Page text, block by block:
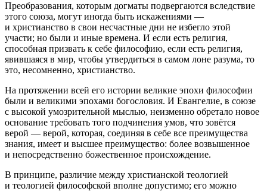
Преобразования, которым догматы подвергаются вследствие
этого союза, могут иногда быть искажениями —
и христианство в свои несчастные дни не избегло этой
участи; но были и иные времена. И если есть религия,
способная призвать к себе философию, если есть религия,
явившаяся в мир, чтобы утвердиться в самом лоне разума, то
это, несомненно, христианство.
На протяжении всей его истории великие эпохи философии
были и великими эпохами богословия. И Евангелие, в союзе
с высокой умозрительной мыслью, неизменно обретало новое
основание требовать того подчинения умов, что зовётся
верой — верой, которая, соединяя в себе все преимущества
знания, имеет и высшее преимущество: более возвышенное
и непосредственно божественное происхождение.
В принципе, различие между христианской теологией
и теологией философской вполне допустимо; его можно